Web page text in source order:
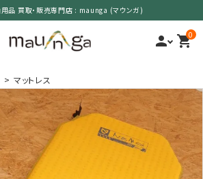
用品 買取・販売専門店 : maunga (マウンガ)
person 0
shopping_cart
search
> マットレス